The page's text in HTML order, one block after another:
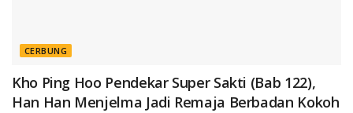
CERBUNG
Kho Ping Hoo Pendekar Super Sakti (Bab 122),
Han Han Menjelma Jadi Remaja Berbadan Kokoh